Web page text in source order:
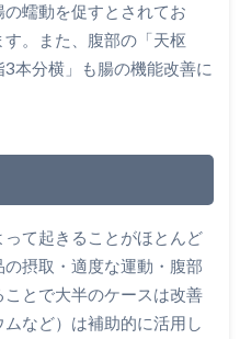
蠕動を促すとされてお
。また、腹部の「天枢
3本分横」も腸の機能改善に
て起きることがほとんど
摂取・適度な運動・腹部
とで大半のケースは改善
など）は補助的に活用し